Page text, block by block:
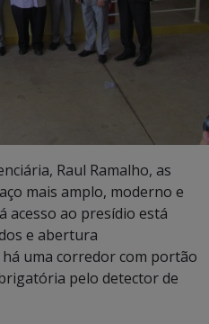
Raul Ramalho, as
mais amplo, moderno e
acesso ao presídio está
e abertura
uma corredor com portão
pelo detector de